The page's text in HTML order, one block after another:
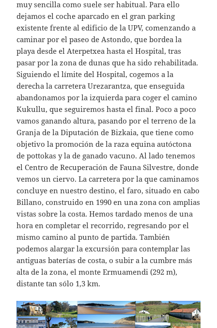
muy sencilla como suele ser habitual. Para ello
dejamos el coche aparcado en el gran parking
existente frente al edificio de la UPV, comenzando a
caminar por el paseo de Astondo, que bordea la
playa desde el Aterpetxea hasta el Hospital, tras
pasar por la zona de dunas que ha sido rehabilitada.
Siguiendo el límite del Hospital, cogemos a la
derecha la carretera Urezarantza, que enseguida
abandonamos por la izquierda para coger el camino
Kukullu, que seguiremos hasta el final. Poco a poco
vamos ganando altura, pasando por el terreno de la
Granja de la Diputación de Bizkaia, que tiene como
objetivo la promoción de la raza equina autóctona
de pottokas y la de ganado vacuno. Al lado tenemos
el Centro de Recuperación de Fauna Silvestre, donde
vemos un ciervo. La carretera por la que caminamos
concluye en nuestro destino, el faro, situado en cabo
Billano, construido en 1990 en una zona con amplias
vistas sobre la costa. Hemos tardado menos de una
hora en completar el recorrido, regresando por el
mismo camino al punto de partida. También
podemos alargar la excursión para contemplar las
antiguas baterías de costa, o subir a la cumbre más
alta de la zona, el monte Ermuamendi (292 m),
distante tan sólo 1,3 km.